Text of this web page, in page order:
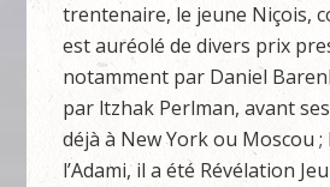
trentenaire, le jeune Niçois,
est auréolé de divers prix
notamment par Daniel
par ltzhak Perlman, avant
déjà à New York ou Moscou
l’Adami, il a été Révélation